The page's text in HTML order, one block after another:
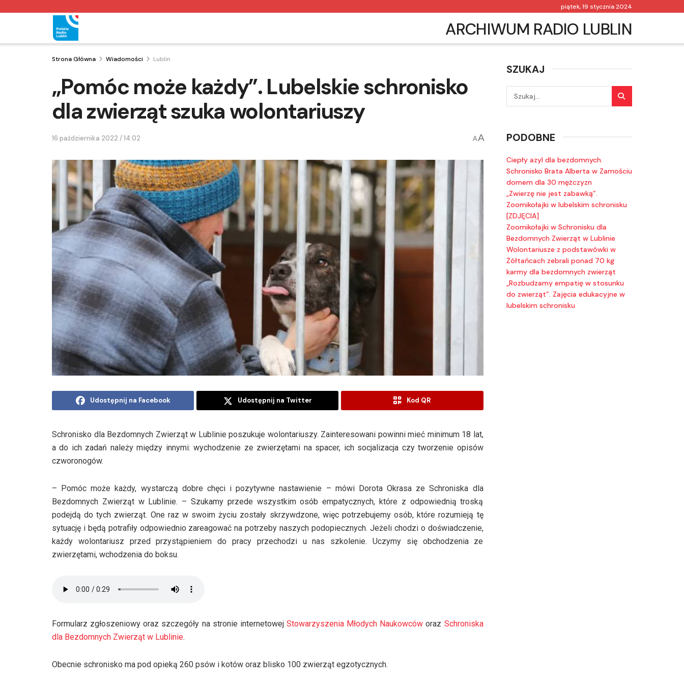
piątek, 19 stycznia 2024
ARCHIWUM RADIO LUBLIN
Strona Główna Wiadomości Lublin
„Pomóc może każdy”. Lubelskie schronisko
dla zwierząt szuka wolontariuszy
16 października 2022 / 14:02 AA
Udostępnij na Facebook Udostępnij na Twitter Kod QR
Schronisko dla Bezdomnych Zwierząt w Lublinie poszukuje wolontariuszy. Zainteresowani powinni mieć minimum 18 lat,
a do ich zadań należy między innymi: wychodzenie ze zwierzętami na spacer, ich socjalizacja czy tworzenie opisów
czworonogów.
– Pomóc może każdy, wystarczą dobre chęci i pozytywne nastawienie – mówi Dorota Okrasa ze Schroniska dla
Bezdomnych Zwierząt w Lublinie. – Szukamy przede wszystkim osób empatycznych, które z odpowiednią troską
podejdą do tych zwierząt. One raz w swoim życiu zostały skrzywdzone, więc potrzebujemy osób, które rozumieją tę
sytuację i będą potrafiły odpowiednio zareagować na potrzeby naszych podopiecznych. Jeżeli chodzi o doświadczenie,
każdy wolontariusz przed przystąpieniem do pracy przechodzi u nas szkolenie. Uczymy się obchodzenia ze
zwierzętami, wchodzenia do boksu.
Formularz zgłoszeniowy oraz szczegóły na stronie internetowej Stowarzyszenia Młodych Naukowców oraz Schroniska
dla Bezdomnych Zwierząt w Lublinie.
Obecnie schronisko ma pod opieką 260 psów i kotów oraz blisko 100 zwierząt egzotycznych.
SZUKAJ
PODOBNE
Ciepły azyl dla bezdomnych.
Schronisko Brata Alberta w Zamościu
domem dla 30 mężczyzn
„Zwierzę nie jest zabawką”.
Zoomikołajki w lubelskim schronisku
[ZDJĘCIA]
Zoomikołajki w Schronisku dla
Bezdomnych Zwierząt w Lublinie
Wolontariusze z podstawówki w
Żółtańcach zebrali ponad 70 kg
karmy dla bezdomnych zwierząt
„Rozbudzamy empatię w stosunku
do zwierząt”. Zajęcia edukacyjne w
lubelskim schronisku